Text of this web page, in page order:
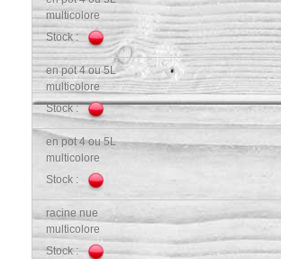
multicolore
Stock :
en pot 4 ou 5L
multicolore
Stock :
en pot 4 ou 5L
multicolore
Stock :
racine nue
multicolore
Stock :